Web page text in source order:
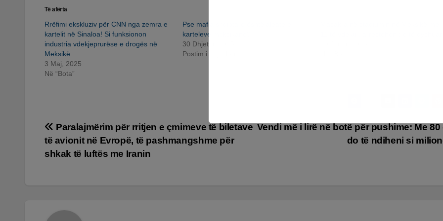
Të afërta
Rrëfimi ekskluziv për CNN nga zemra e
kartelit në Sinaloa! Si funksionon
industria vdekjeprurëse e drogës në
Meksikë
3 Maj, 2025
Në “Bota”
Pse mafia shqiptare është aleate e
karteleve meksikane?
30 Dhjetor, 2025
Postim i ngjashëm
Lëvizje
te
Vendi më i lirë në botë për pushime: Me 80
do të ndiheni si
Paralajmërim për rritjen e çmimeve të biletave
të avionit në Evropë, të pashmangshme për
shkak të luftës me Iranin